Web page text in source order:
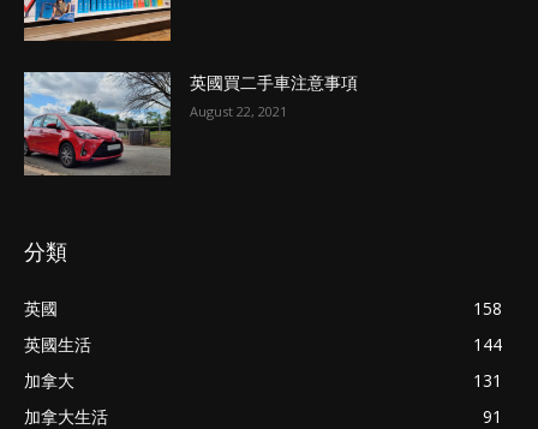
英國買二手車注意事項
August 22, 2021
分類
英國
158
英國生活
144
加拿大
131
加拿大生活
91